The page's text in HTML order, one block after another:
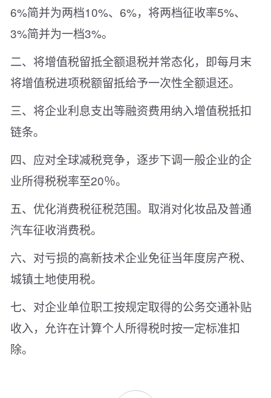
6%简并为两档10%、6%，将两档征收率5%、
3%简并为一档3%。
二、将增值税留抵全额退税并常态化，即每月末
将增值税进项税额留抵给予一次性全额退还。
三、将企业利息支出等融资费用纳入增值税抵扣
链条。
四、应对全球减税竞争，逐步下调一般企业的企
业所得税税率至20％。
五、优化消费税征税范围。取消对化妆品及普通
汽车征收消费税。
六、对亏损的高新技术企业免征当年度房产税、
城镇土地使用税。
七、对企业单位职工按规定取得的公务交通补贴
收入，允许在计算个人所得税时按一定标准扣
除。